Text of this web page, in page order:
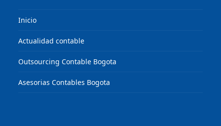
Inicio
Actualidad contable
Outsourcing Contable Bogota
Asesorias Contables Bogota